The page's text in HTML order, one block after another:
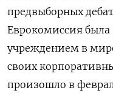
предвыборных
Еврокомиссия
учреждением в
своих
произошло в